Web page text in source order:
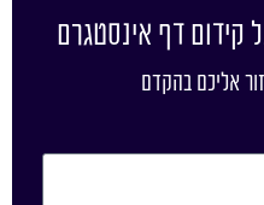
קידום דף אינסטגרם
אליכם בהקדם